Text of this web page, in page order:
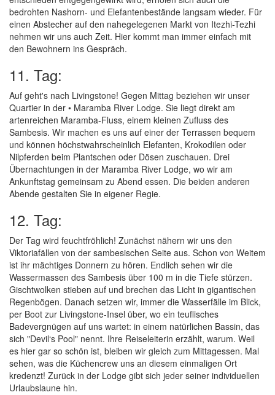
bedrohten Nashorn- und Elefantenbestände langsam wieder. Für
einen Abstecher auf den nahegelegenen Markt von Itezhi-Tezhi
nehmen wir uns auch Zeit. Hier kommt man immer einfach mit
den Bewohnern ins Gespräch.
11. Tag:
Auf geht's nach Livingstone! Gegen Mittag beziehen wir unser
Quartier in der • Maramba River Lodge. Sie liegt direkt am
artenreichen Maramba-Fluss, einem kleinen Zufluss des
Sambesis. Wir machen es uns auf einer der Terrassen bequem
und können höchstwahrscheinlich Elefanten, Krokodilen oder
Nilpferden beim Plantschen oder Dösen zuschauen. Drei
Übernachtungen in der Maramba River Lodge, wo wir am
Ankunftstag gemeinsam zu Abend essen. Die beiden anderen
Abende gestalten Sie in eigener Regie.
12. Tag:
Der Tag wird feuchtfröhlich! Zunächst nähern wir uns den
Viktoriafällen von der sambesischen Seite aus. Schon von Weitem
ist ihr mächtiges Donnern zu hören. Endlich sehen wir die
Wassermassen des Sambesis über 100 m in die Tiefe stürzen.
Gischtwolken stieben auf und brechen das Licht in gigantischen
Regenbögen. Danach setzen wir, immer die Wasserfälle im Blick,
per Boot zur Livingstone-Insel über, wo ein teuflisches
Badevergnügen auf uns wartet: in einem natürlichen Bassin, das
sich "Devil‘s Pool" nennt. Ihre Reiseleiterin erzählt, warum. Weil
es hier gar so schön ist, bleiben wir gleich zum Mittagessen. Mal
sehen, was die Küchencrew uns an diesem einmaligen Ort
kredenzt! Zurück in der Lodge gibt sich jeder seiner individuellen
Urlaubslaune hin.